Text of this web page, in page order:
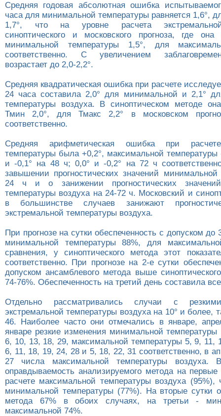
Средняя годовая абсолютная ошибка
часа для минимальной температуры равняется 1,6°,
1,7°, что на уровне расчета
синоптического и московского прогноза, где она
минимальной температуры 1,5°, для
соответственно. С увеличением
возрастает до 2,0-2,2°.
Средняя квадратическая ошибка при расчете
24 часа составила 2,0° для минимальной и 2,1°
температуры воздуха. В синоптическом методе
Тмин 2,0°, для Тмакс 2,2° в московском
соответственно.
Средняя арифметическая ошибка при
температуры была +0,2°, максимальной температуры
и -0,1° на 48 ч; 0,0° и -0,2° на 72 ч
завышении прогностических значений
24 ч и о занижении прогностических
температуры воздуха на 24-72 ч. Московский и
в большинстве случаев занижают
экстремальной температуры воздуха.
При прогнозе на сутки обеспеченность с допуском до
минимальной температуры 88%, для
сравнения, у синоптического метода этот
соответственно. При прогнозе на 2-е сутки
допуском ансамблевого метода выше
74-76%. Обеспеченность на третий день составила
Отдельно рассматривались случаи с
экстремальной температуры воздуха на 10° и более,
46. Наиболее часто они отмечались в январе,
январе резкие изменения минимальной
6, 10, 13, 18, 29, максимальной температуры 5, 9, 11,
6, 11, 18, 19, 24, 28 и 5, 18, 22, 31 соответственно, в
27 числа максимальной температуры воздуха.
оправдываемость анализируемого метода на
расчете максимальной температуры воздуха (95%),
минимальной температуры (77%). На вторые сутки
метода 67% в обоих случаях, на третьи -
максимальной 74%.